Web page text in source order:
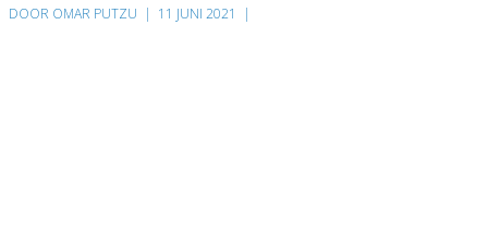
DOOR OMAR PUTZU | 11 JUNI 2021 |